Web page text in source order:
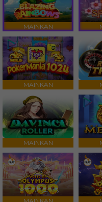
MAINKAN
MAINKAN
MAINKAN